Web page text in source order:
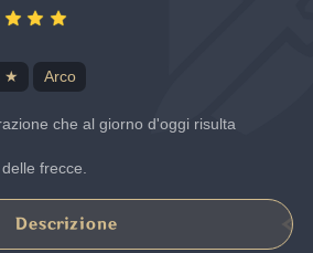
★ Arco
che al giorno d'oggi risulta
frecce.
Descrizione